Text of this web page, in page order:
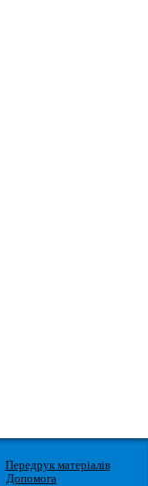
Передрук матеріалів
Допомога